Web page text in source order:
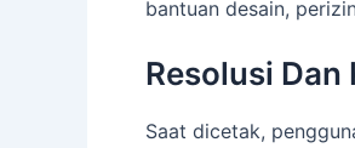
bantuan desain,
Resolusi Dan
Saat dicetak,